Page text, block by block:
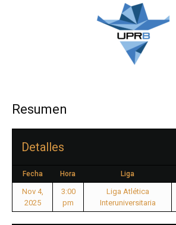
Resumen
Detalles
Fecha Hora Liga
Nov 4,
2025
3:00
pm
Liga Atlética
Interuniversitaria